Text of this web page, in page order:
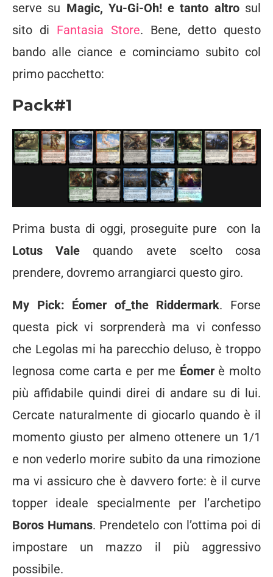
serve su Magic, Yu-Gi-Oh! e tanto altrosul
sito di Fantasia Store. Bene, detto questo
bando alle ciance e cominciamo subito col
primo pacchetto:
Pack#1
Prima busta di oggi, proseguite pure con la
Lotus Vale quando avete scelto cosa
prendere, dovremo arrangiarci questo giro.
My Pick: Éomer of_the Riddermark. Forse
questa pick vi sorprenderà ma vi confesso
che Legolas mi ha parecchio deluso, è troppo
legnosa come carta e per me Éomerè molto
più affidabile quindi direi di andare su di lui.
Cercate naturalmente di giocarlo quando è il
momento giusto per almeno ottenere un 1/1
e non vederlo morire subito da una rimozione
ma vi assicuro che è davvero forte: è il curve
topper ideale specialmente per l’archetipo
Boros Humans. Prendetelo con l’ottima poi di
impostare un mazzo il più aggressivo
possibile.